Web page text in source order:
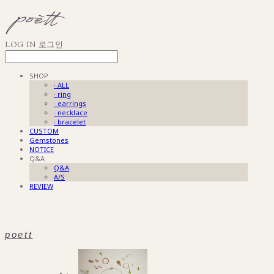
LOG IN 로그인
SHOP
· ALL
· ring
· earrings
· necklace
· bracelet
CUSTOM
Gemstones
NOTICE
Q&A
Q&A
A/S
REVIEW
poett